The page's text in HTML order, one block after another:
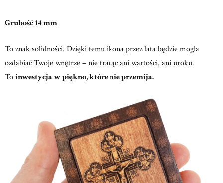
Grubość 14 mm
To znak solidności. Dzięki temu ikona przez lata będzie mogła
ozdabiać Twoje wnętrze – nie tracąc ani wartości, ani uroku.
To inwestycja w piękno, które nie przemija.